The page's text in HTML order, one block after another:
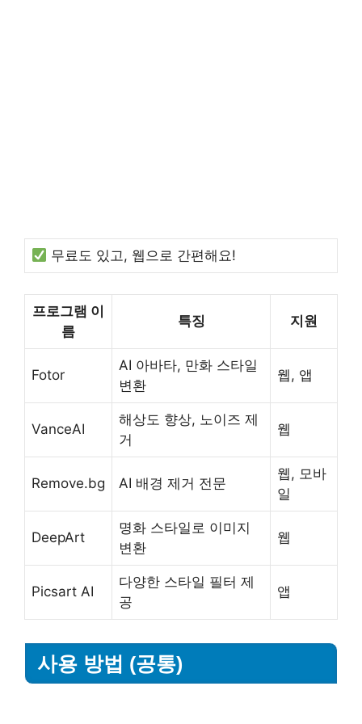
무료도 있고, 웹으로 간편해요!
프로그램 이
름
특징 지원
Fotor
AI 아바타, 만화 스타일
변환
웹, 앱
VanceAI
해상도 향상, 노이즈 제
거
웹
Remove.bg AI 배경 제거 전문
웹, 모바
일
DeepArt
명화 스타일로 이미지
변환
웹
Picsart AI
다양한 스타일 필터 제
공
앱
사용 방법 (공통)